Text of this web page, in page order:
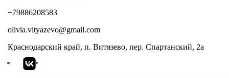
+79886208583
olivia.vityazevo@gmail.com
Краснодарский край, п. Витязево, пер. Спартанский, 2а